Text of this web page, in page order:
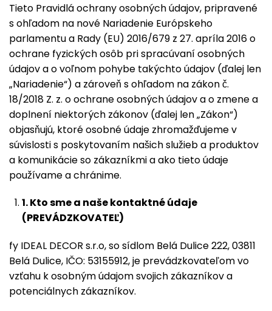
Tieto Pravidlá ochrany osobných údajov, pripravené
s ohľadom na nové Nariadenie Európskeho
parlamentu a Rady (EU) 2016/679 z 27. apríla 2016 o
ochrane fyzických osôb pri spracúvaní osobných
údajov a o voľnom pohybe takýchto údajov (ďalej len
„Nariadenie“) a zároveň s ohľadom na zákon č.
18/2018 Z. z. o ochrane osobných údajov a o zmene a
doplnení niektorých zákonov (ďalej len „Zákon“)
objasňujú, ktoré osobné údaje zhromažďujeme v
súvislosti s poskytovaním našich služieb a produktov
a komunikácie so zákazníkmi a ako tieto údaje
používame a chránime.
1.Kto sme a naše kontaktné údaje
(PREVÁDZKOVATEĽ)
fy IDEAL DECOR s.r.o, so sídlom Belá Dulice 222, 03811
Belá Dulice, IČO: 53155912, je prevádzkovateľom vo
vzťahu k osobným údajom svojich zákazníkov a
potenciálnych zákazníkov.